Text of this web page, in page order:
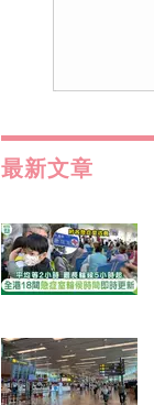
最新文章